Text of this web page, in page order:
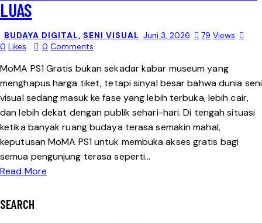
LUAS
BUDAYA DIGITAL, SENI VISUAL Juni 3, 2026 79 Views
0 Likes 0 Comments
MoMA PS1 Gratis bukan sekadar kabar museum yang
menghapus harga tiket, tetapi sinyal besar bahwa dunia seni
visual sedang masuk ke fase yang lebih terbuka, lebih cair,
dan lebih dekat dengan publik sehari-hari. Di tengah situasi
ketika banyak ruang budaya terasa semakin mahal,
keputusan MoMA PS1 untuk membuka akses gratis bagi
semua pengunjung terasa seperti…
Read More
SEARCH